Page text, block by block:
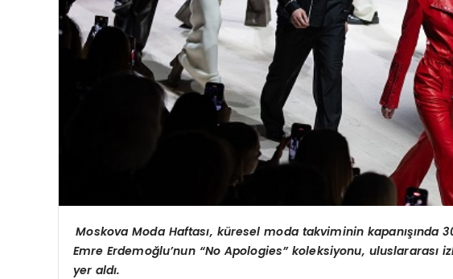
Moskova Moda Haftası, küresel moda takviminin kapanışında
Emre Erdemoğlu’nun “No Apologies” koleksiyonu, uluslararası
yer aldı.